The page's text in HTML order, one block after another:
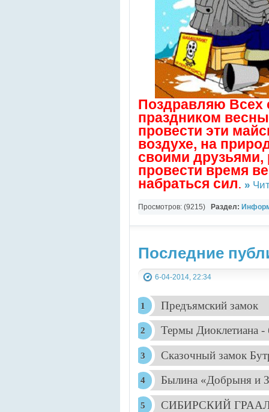
Поздравляю Всех
праздником
провести эти
воздухе, на
своими
провести время
набраться сил. »
Просмотров: (9215) Раздел:
Последние
6-04-2014, 22:34
.
Предъямский замок
Термы Диоклетиана -
Сказочный замок
Былина «Добрыня и
СИБИРСКИЙ